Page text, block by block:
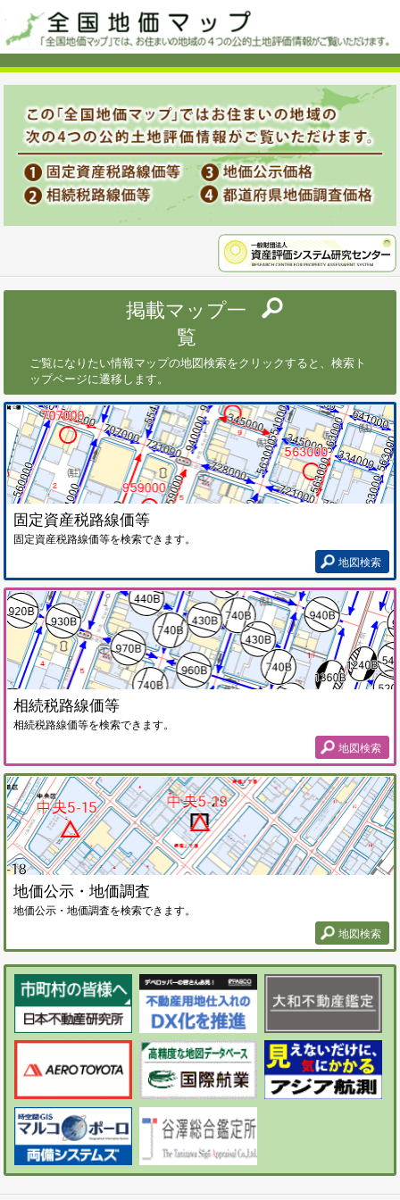
掲載マップ一
覧
ご覧になりたい情報マップの地図検索をクリックすると、検索ト
ップページに遷移します。
固定資産税路線価等
固定資産税路線価等を検索できます。
地図検索
相続税路線価等
相続税路線価等を検索できます。
地図検索
地価公示・地価調査
地価公示・地価調査を検索できます。
地図検索